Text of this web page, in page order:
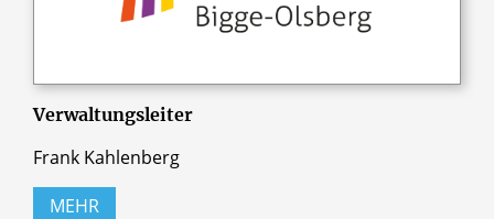
Verwaltungsleiter
Frank Kahlenberg
MEHR